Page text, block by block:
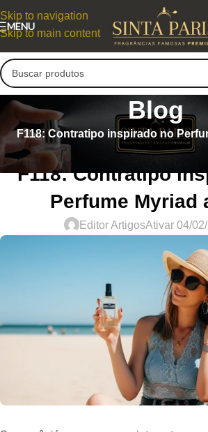
Skip to navigation
Skip to main content
MENU
Blog
F118: Contratipo inspirado no
PERFUMES CONTRATIPOS
F118: Contratipo
Perfume Myriad
Editor ArtigosAtivar 04/